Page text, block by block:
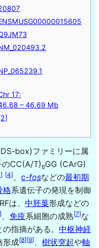
17:
– 46.69 Mb
box)ファミリーに属
のCC(A/T)6GG (CArG)
] [4] c-fosなどの最初期
格系遺伝子の発現を制御
は、 中胚葉形成などの
] 免疫系細胞の成熟[7]な
指摘がある。 中枢神経
形成[8][9] 樹状突起や軸